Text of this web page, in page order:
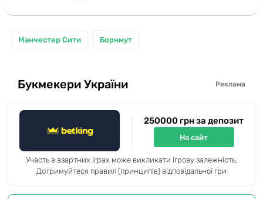
Манчестер Сити Борнмут
Букмекери України Реклама
250000 грн за депозит
На сайт
Участь в азартних іграх може викликати ігрову залежність.
Дотримуйтеся правил (принципів) відповідальної гри